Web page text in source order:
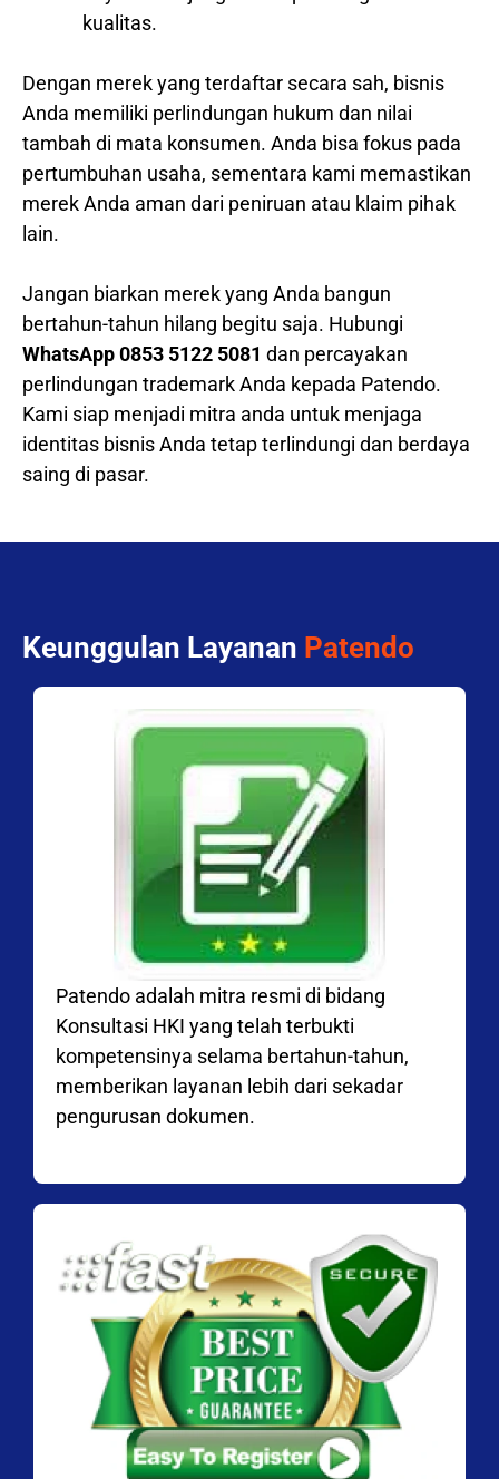
kualitas.
Dengan merek yang terdaftar secara sah, bisnis
Anda memiliki perlindungan hukum dan nilai
tambah di mata konsumen. Anda bisa fokus pada
pertumbuhan usaha, sementara kami memastikan
merek Anda aman dari peniruan atau klaim pihak
lain.
Jangan biarkan merek yang Anda bangun
bertahun-tahun hilang begitu saja. Hubungi
WhatsApp 0853 5122 5081 dan percayakan
perlindungan trademark Anda kepada Patendo.
Kami siap menjadi mitra anda untuk menjaga
identitas bisnis Anda tetap terlindungi dan berdaya
saing di pasar.
Keunggulan Layanan Patendo
Patendo adalah mitra resmi di bidang
Konsultasi HKI yang telah terbukti
kompetensinya selama bertahun-tahun,
memberikan layanan lebih dari sekadar
pengurusan dokumen.